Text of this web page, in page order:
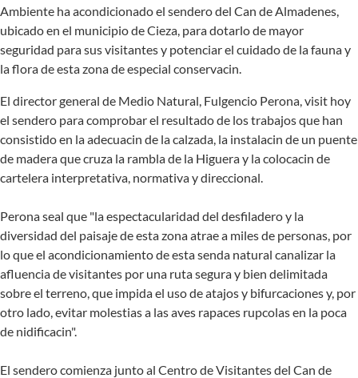
Ambiente ha acondicionado el sendero del Can de Almadenes,
ubicado en el municipio de Cieza, para dotarlo de mayor
seguridad para sus visitantes y potenciar el cuidado de la fauna y
la flora de esta zona de especial conservacin.
El director general de Medio Natural, Fulgencio Perona, visit hoy
el sendero para comprobar el resultado de los trabajos que han
consistido en la adecuacin de la calzada, la instalacin de un puente
de madera que cruza la rambla de la Higuera y la colocacin de
cartelera interpretativa, normativa y direccional.
Perona seal que "la espectacularidad del desfiladero y la
diversidad del paisaje de esta zona atrae a miles de personas, por
lo que el acondicionamiento de esta senda natural canalizar la
afluencia de visitantes por una ruta segura y bien delimitada
sobre el terreno, que impida el uso de atajos y bifurcaciones y, por
otro lado, evitar molestias a las aves rapaces rupcolas en la poca
de nidificacin".
El sendero comienza junto al Centro de Visitantes del Can de